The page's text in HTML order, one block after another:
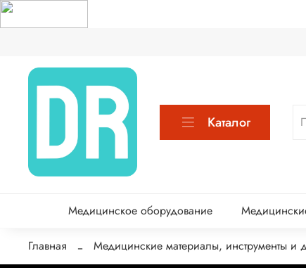
Каталог
Медицинское оборудование
Главная Медицинские материалы, инструменты и